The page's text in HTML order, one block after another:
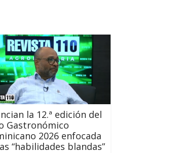
la 12.ª edición del
Gastronómico
2026 enfocada
“habilidades blandas”